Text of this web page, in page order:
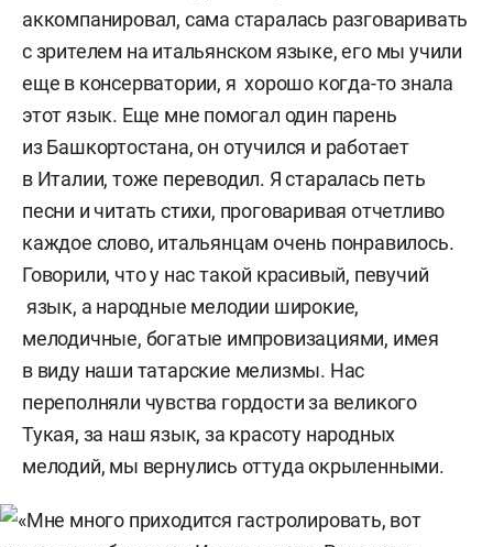
аккомпанировал, сама старалась разговаривать
с зрителем на итальянском языке, его мы учили
еще в консерватории, я хорошо когда-то знала
этот язык. Еще мне помогал один парень
из Башкортостана, он отучился и работает
в Италии, тоже переводил. Я старалась петь
песни и читать стихи, проговаривая отчетливо
каждое слово, итальянцам очень понравилось.
Говорили, что у нас такой красивый, певучий
язык, а народные мелодии широкие,
мелодичные, богатые импровизациями, имея
в виду наши татарские мелизмы. Нас
переполняли чувства гордости за великого
Тукая, за наш язык, за красоту народных
мелодий, мы вернулись оттуда окрыленными.